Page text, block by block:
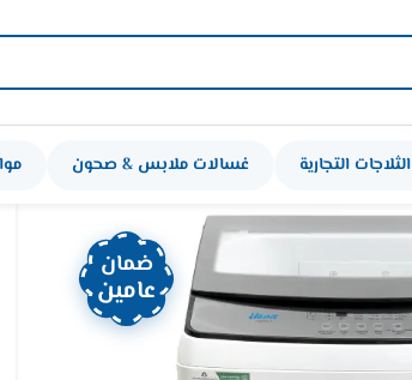
الثلاجات التجارية غسالات ملابس & صحون
ضمان
عامين